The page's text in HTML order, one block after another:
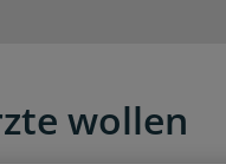
wollen